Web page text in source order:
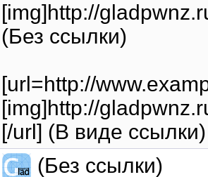
[img]http://
(Без ссылки)
[url=http://
[img]http://
[/url] (В виде ссылки)
(Без ссылки)